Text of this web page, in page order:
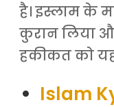
है। इस्लाम के
कुरान लिया
हकीकत को
Islam